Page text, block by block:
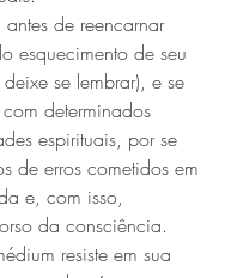
antes de reencarnar
esquecimento de seu
se lembrar), e se
determinados
espirituais, por se
de erros cometidos em
e, com isso,
da consciência.
resiste em sua